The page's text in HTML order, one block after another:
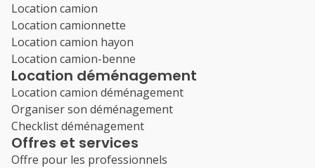
Location camion
Location camionnette
Location camion hayon
Location camion-benne
Location déménagement
Location camion déménagement
Organiser son déménagement
Checklist déménagement
Offres et services
Offre pour les professionnels